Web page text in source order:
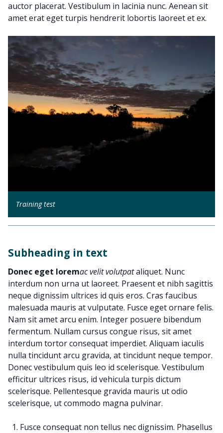
auctor placerat. Vestibulum in lacinia nunc. Aenean sit
amet erat eget turpis hendrerit lobortis laoreet et ex.
Training test
Subheading in text
Donec eget loremac velit volutpataliquet. Nunc
interdum non urna ut laoreet. Praesent et nibh sagittis
neque dignissim ultrices id quis eros. Cras faucibus
malesuada mauris at vulputate. Fusce eget ornare felis.
Nam sit amet arcu enim. Integer posuere bibendum
fermentum. Nullam cursus congue risus, sit amet
interdum tortor consequat imperdiet. Aliquam iaculis
nulla tincidunt arcu gravida, at tincidunt neque tempor.
Donec vestibulum quis leo id scelerisque. Vestibulum
efficitur ultrices risus, id vehicula turpis dictum
scelerisque. Pellentesque gravida mauris ut odio
scelerisque, ut commodo magna pulvinar.
Fusce consequat non tellus nec dignissim. Phasellus